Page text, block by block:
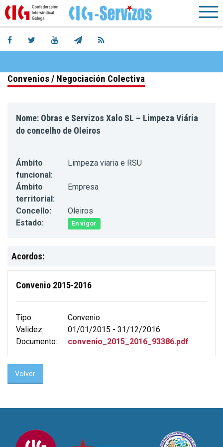
Convenios / Negociación Colectiva
Nome: Obras e Servizos Xalo SL – Limpeza Viária
do concelho de Oleiros
Ámbito
funcional:
Limpeza viaria e RSU
Ámbito
territorial:
Empresa
Concello:
Oleiros
Estado:
En vigor
Acordos:
Convenio 2015-2016
Tipo:
Convenio
Validez:
01/01/2015 - 31/12/2016
Documento:
convenio_2015_2016_93386.pdf
Volver